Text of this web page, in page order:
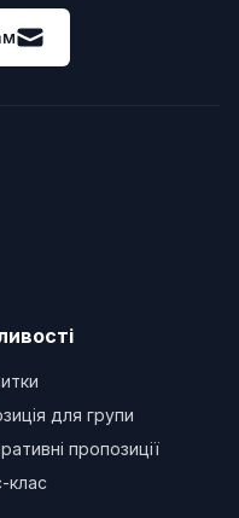
для групи
пропозиції
клас